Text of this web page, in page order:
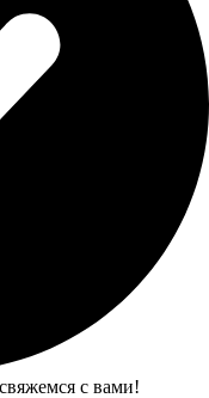
с вами!